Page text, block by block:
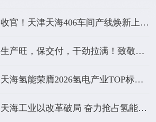
收官！天津天海406车间产线焕新上线！
生产旺，保交付，干劲拉满！致敬高温下的每一份坚守
天海氢能荣膺2026氢电产业TOP标杆榜
天海工业以改革破局 奋力抢占氢能新赛道